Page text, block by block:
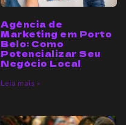
Agência de
Marketing em Porto
Belo: Como
Potencializar Seu
Negócio Local
Leia mais »